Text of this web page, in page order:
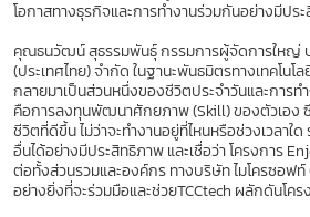
โอกาสทางธุรกิจและการทำงานร่วมกันอย่างมีปร
คุณธนวัฒน์ สุธรรมพันธุ์ กรรมการผู้จัดการใหญ่
(ประเทศไทย) จำกัด ในฐานะพันธมิตรทางเทคโนโ
กลายมาเป็นส่วนหนึ่งของชีวิตประจำวันและการ
คือการลงทุนพัฒนาศักยภาพ (Skill) ของตัวเอง
ชีวิตที่ดีขึ้น ไม่ว่าจะทำงานอยู่ที่ไหนหรือช่วงเวลาใ
อื่นได้อย่างมีประสิทธิภาพ และเชื่อว่า โครงการ
ต่อทั้งส่วนรวมและองค์กร ทางบริษัท ไมโครซอฟท์
อย่างยิ่งที่จะร่วมมือและช่วยTCCtech ผลักดันโค